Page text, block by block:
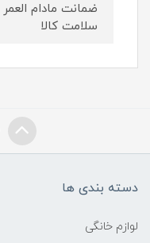
سلامت کالا
دسته بندی ها
لوازم خانگی